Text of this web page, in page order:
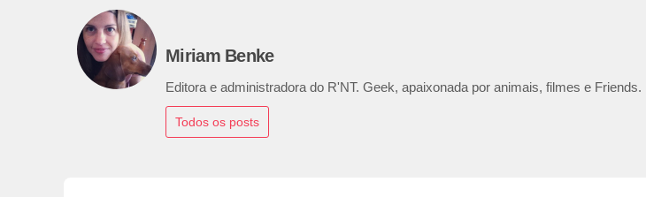
Miriam Benke
Editora e administradora do R'NT. Geek, apaixonada por animais, filmes e Friends.
Todos os posts